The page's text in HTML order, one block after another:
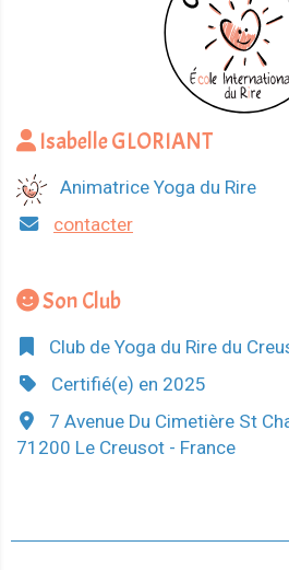
Isabelle GLORIANT
Animatrice Yoga du Rire
contacter
Son Club
Club de Yoga du Rire du
Certifié(e) en 2025
7 Avenue Du Cimetière St
71200 Le Creusot - France